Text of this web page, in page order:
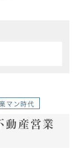
マン時代
産営業